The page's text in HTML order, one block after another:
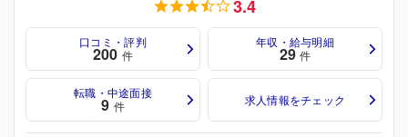
3.4
口コミ・評判
200 件
年収・給与明細
29 件
転職・中途面接
9 件 求人情報をチェック